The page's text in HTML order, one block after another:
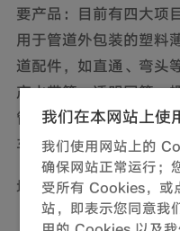
要产品：目前有四大项
用于管道外包装的塑料
道配件，如直通、弯头
产水带管、透明网管、
管、PVC透明家装管、
车间，主要生产PVC给
地址：广东省茂名市
我们在本网站上使
我们使用网站上的
确保网站正常运行
受所有 Cookies，
站，即表示您同意我